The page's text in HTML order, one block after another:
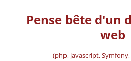
contenuPense bête d'un
web
(php, javascript,